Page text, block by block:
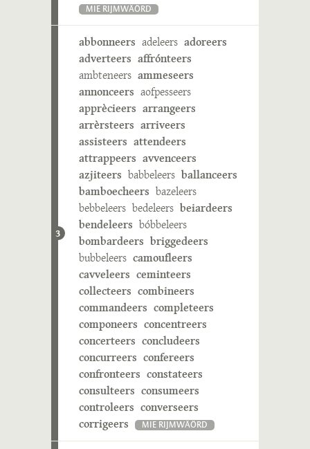
MIE RIJMWÄÖRD
3
abbonneers adeleers adoreers
adverteers affrónteers
ambteneers ammeseers
annonceers aofpesseers
apprècieers arrangeers
arrèrsteers arriveers
assisteers attendeers
attrappeers avvenceers
azjiteers babbeleers ballanceers
bamboecheers bazeleers
bebbeleers bedeleers beiardeers
bendeleers bóbbeleers
bombardeers briggedeers
bubbeleers camoufleers
cavveleers ceminteers
collecteers combineers
commandeers completeers
componeers concentreers
concerteers concludeers
concurreers confereers
confronteers constateers
consulteers consumeers
controleers converseers
corrigeers
MIE RIJMWÄÖRD